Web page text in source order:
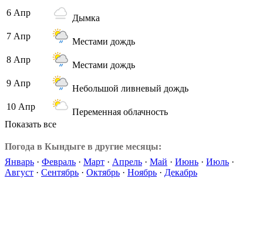
6 Апр
Дымка
7 Апр
Местами дождь
8 Апр
Местами дождь
9 Апр
Небольшой ливневый дождь
10 Апр
Переменная облачность
Показать все
Погода в Кындыге в другие месяцы:
Январь · Февраль · Март · Апрель · Май · Июнь · Июль ·
Август · Сентябрь · Октябрь · Ноябрь · Декабрь